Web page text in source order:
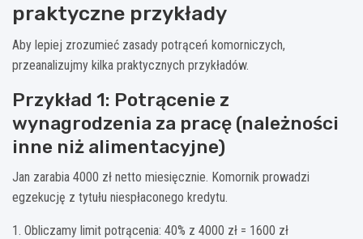
praktyczne przykłady
Aby lepiej zrozumieć zasady potrąceń komorniczych,
przeanalizujmy kilka praktycznych przykładów.
Przykład 1: Potrącenie z
wynagrodzenia za pracę (należności
inne niż alimentacyjne)
Jan zarabia 4000 zł netto miesięcznie. Komornik prowadzi
egzekucję z tytułu niespłaconego kredytu.
1. Obliczamy limit potrącenia: 40% z 4000 zł = 1600 zł